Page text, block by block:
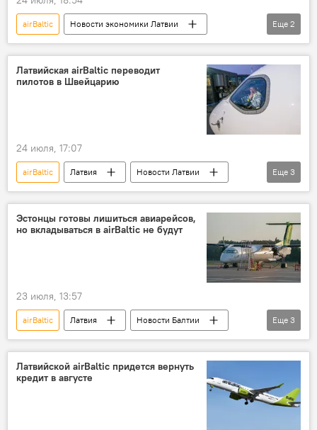
airBaltic
Новости экономики Латвии
Андрис Кулбергс
Генеральная прокуратура
Еще 2
Латвийская airBaltic переводит
пилотов в Швейцарию
24 июля, 17:07
airBaltic Латвия
Новости Латвии
Швейцария
Марис Кучинскис
Еще 3
Эстонцы готовы лишиться авиарейсов,
но вкладываться в airBaltic не будут
23 июля, 13:57
airBaltic Латвия
Новости Балтии
Эстония
Новости экономики Латвии
авиасообщение
Еще 3
Латвийской airBaltic придется вернуть
кредит в августе